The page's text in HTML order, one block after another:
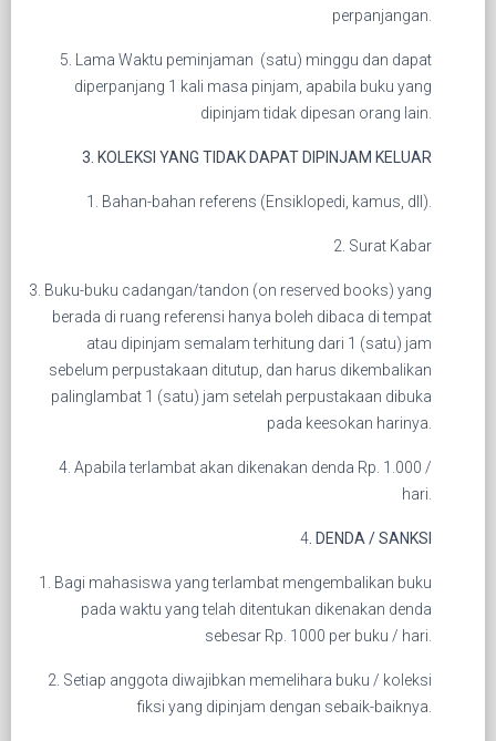
perpanjangan.
5. Lama Waktu peminjaman (satu) minggu dan dapat
diperpanjang 1 kali masa pinjam, apabila buku yang
dipinjam tidak dipesan orang lain.
3. KOLEKSI YANG TIDAK DAPAT DIPINJAM KELUAR
1. Bahan-bahan referens (Ensiklopedi, kamus, dll).
2. Surat Kabar
3. Buku-buku cadangan/tandon (on reserved books) yang
berada di ruang referensi hanya boleh dibaca di tempat
atau dipinjam semalam terhitung dari 1 (satu) jam
sebelum perpustakaan ditutup, dan harus dikembalikan
palinglambat 1 (satu) jam setelah perpustakaan dibuka
pada keesokan harinya.
4. Apabila terlambat akan dikenakan denda Rp. 1.000 /
hari.
4. DENDA / SANKSI
1. Bagi mahasiswa yang terlambat mengembalikan buku
pada waktu yang telah ditentukan dikenakan denda
sebesar Rp. 1000 per buku / hari.
2. Setiap anggota diwajibkan memelihara buku / koleksi
fiksi yang dipinjam dengan sebaik-baiknya.